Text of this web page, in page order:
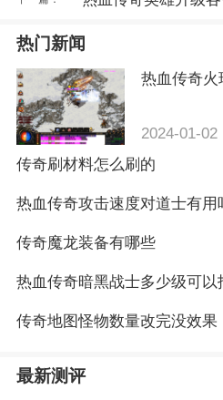
热门新闻
热血传奇火
2024-01-02
传奇刷材料怎么刷的
热血传奇攻击速度对道士有用
传奇魔龙装备有哪些
热血传奇暗黑战士多少级可以
传奇地图怪物数量改完没效果
最新测评